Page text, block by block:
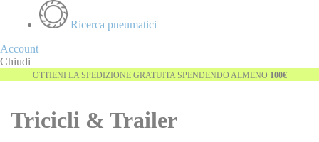
Ricerca pneumatici
Account
Chiudi
OTTIENI LA SPEDIZIONE GRATUITA SPENDENDO ALMENO 100€
Tricicli & Trailer